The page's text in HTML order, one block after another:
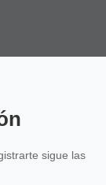
sigue las